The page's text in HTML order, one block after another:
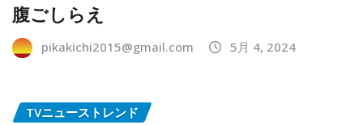
腹ごしらえ
pikakichi2015@gmail.com 5月 4, 2024
TVニューストレンド